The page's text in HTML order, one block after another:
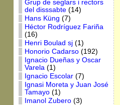
Grup de seglars i rectors
del disssabte(14)
Hans Küng (7)
Héctor Rodríguez Fariña
(16)
Henri Boulad sj(1)
Honorio Cadarso(192)
Ignacio Dueñas y Oscar
Varela(1)
Ignacio Escolar(7)
Ignasi Moreta y Juan José
Tamayo(1)
Imanol Zubero(3)